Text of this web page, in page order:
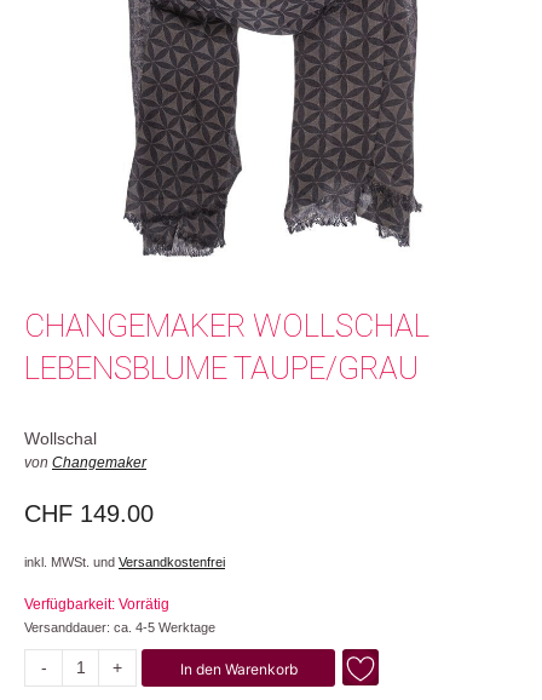
CHANGEMAKER WOLLSCHAL
LEBENSBLUME TAUPE/GRAU
Wollschal
von Changemaker
CHF 149.00
inkl. MWSt. und Versandkostenfrei
Verfügbarkeit: Vorrätig
Versanddauer: ca. 4-5 Werktage
-
Lebensblume
+ In den Warenkorb